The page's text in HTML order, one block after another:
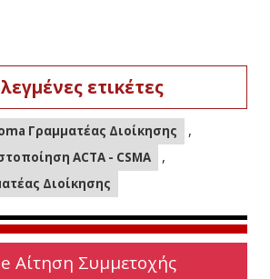
ετικέτες
Γραμματέας Διοίκησης ,
ACTA - CSMA ,
Διοίκησης
Αίτηση Συμμετοχής